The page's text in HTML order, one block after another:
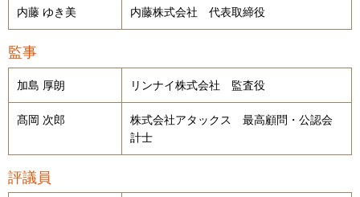
内藤 ゆき美 内藤株式会社 代表取締役
監事
加島 厚朗 リンナイ株式会社 監査役
髙岡 次郎
株式会社アタックス 最高顧問・公認会
計士
評議員